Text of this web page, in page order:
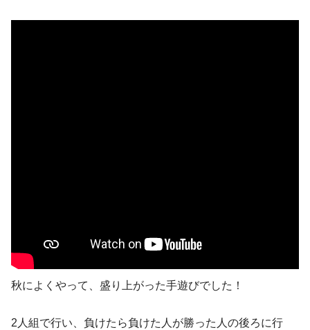
秋によくやって、盛り上がった手遊びでした！
2人組で行い、負けたら負けた人が勝った人の後ろに行